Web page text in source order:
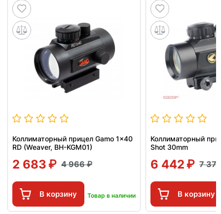
Коллиматорный прицел Gamo 1x40
RD (Weaver, BH-KGM01)
2 683 4 966
В корзину Товар в наличии
Коллиматорный
Shot 30mm
6 442 7
В корзину